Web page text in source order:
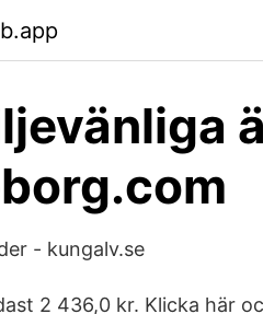
- kungalv.se
2 436,0 kr. Klicka här